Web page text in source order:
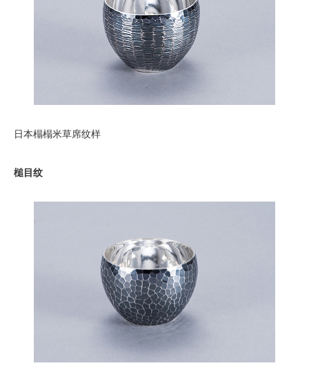
日本榻榻米草席纹样
槌目纹